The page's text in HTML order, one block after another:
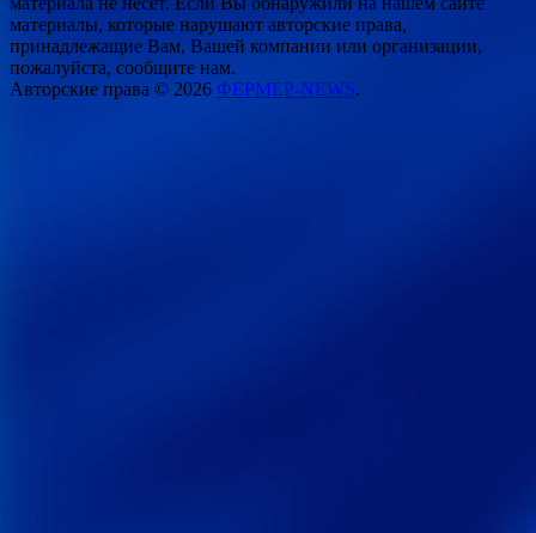
материалы, которые нарушают авторские права,
принадлежащие Вам, Вашей компании или организации,
пожалуйста, сообщите нам.
Авторские права © 2026 ФЕРМЕР-NEWS.